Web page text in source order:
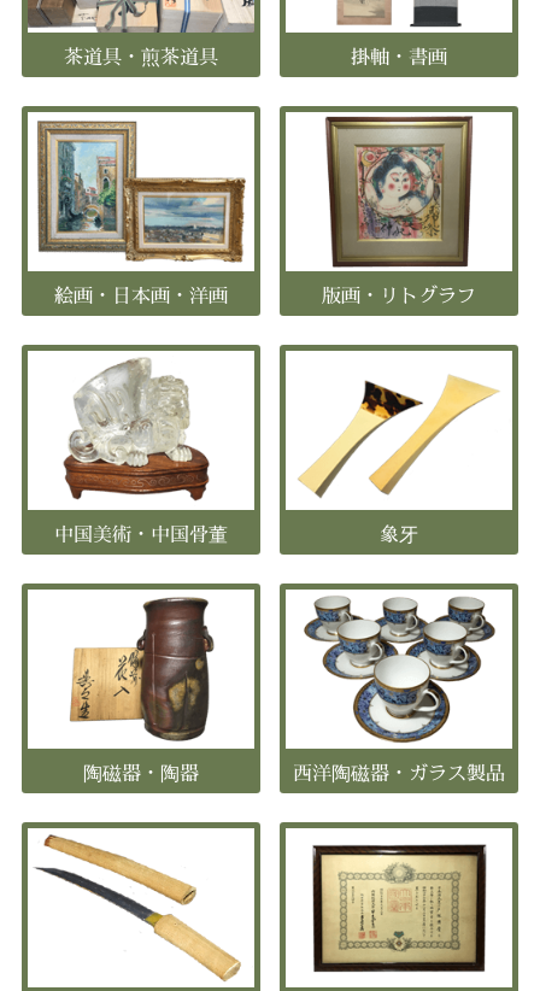
茶道具・煎茶道具 掛軸・書画
絵画・日本画・洋画 版画・リトグラフ
中国美術・中国骨董 象牙
陶磁器・陶器 西洋陶磁器・ガラス製品